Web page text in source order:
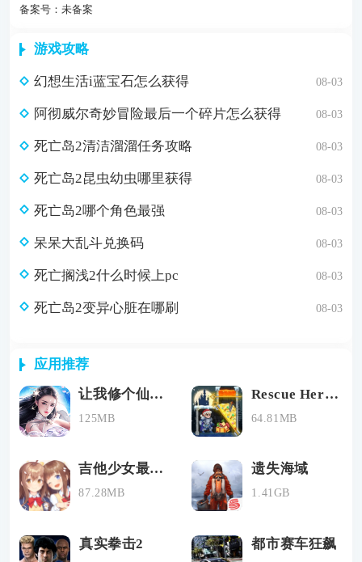
备案号：未备案
游戏攻略
幻想生活i蓝宝石怎么获得 08-03
阿彻威尔奇妙冒险最后一个碎片怎么获得 08-03
死亡岛2清洁溜溜任务攻略 08-03
死亡岛2昆虫幼虫哪里获得 08-03
死亡岛2哪个角色最强 08-03
呆呆大乱斗兑换码 08-03
死亡搁浅2什么时候上pc 08-03
死亡岛2变异心脏在哪刷 08-03
应用推荐
让我修个仙官网版
125MB
Rescue Hero营救英雄游戏中文版手机下载v1.60
64.81MB
吉他少女最新版下载
87.28MB
遗失海域
1.41GB
真实拳击2 都市赛车狂飙